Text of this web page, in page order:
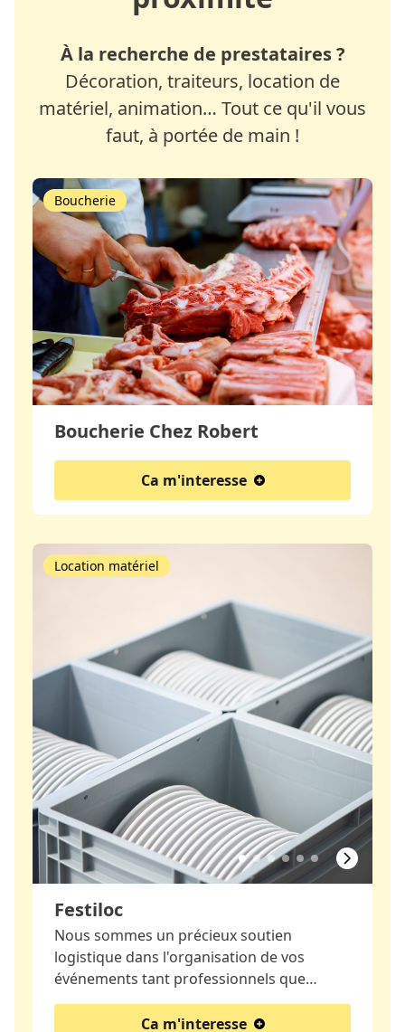
À la recherche de prestataires ?
Décoration, traiteurs, location de
matériel, animation… Tout ce qu'il vous
faut, à portée de main !
Boucherie Chez Robert
Boucherie
Ca m'interesse
Festiloc
Location matériel
Nous sommes un précieux soutien
logistique dans l'organisation de vos
événements tant professionnels que…
Ca m'interesse